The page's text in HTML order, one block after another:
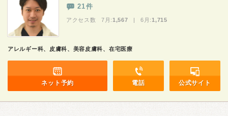
21件
アクセス数 7月: 1,567 | 6月: 1,715
アレルギー科、皮膚科、美容皮膚科、在宅医療
ネット予約 電話 公式サイト